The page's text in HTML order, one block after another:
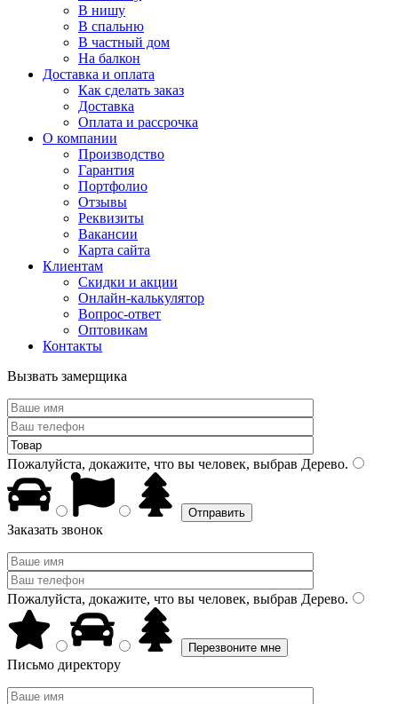
В нишу
В спальню
В частный дом
На балкон
Доставка и оплата
Как сделать заказ
Доставка
Оплата и рассрочка
О компании
Производство
Гарантия
Портфолио
Отзывы
Реквизиты
Вакансии
Карта сайта
Клиентам
Скидки и акции
Онлайн-калькулятор
Вопрос-ответ
Оптовикам
Контакты
Вызвать замерщика
Пожалуйста, докажите, что вы человек, выбрав Дерево.
Заказать звонок
Пожалуйста, докажите, что вы человек, выбрав Дерево.
Письмо директору